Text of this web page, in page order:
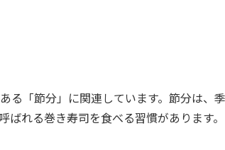
る「節分」に関連しています。節分は、
れる巻き寿司を食べる習慣があります。